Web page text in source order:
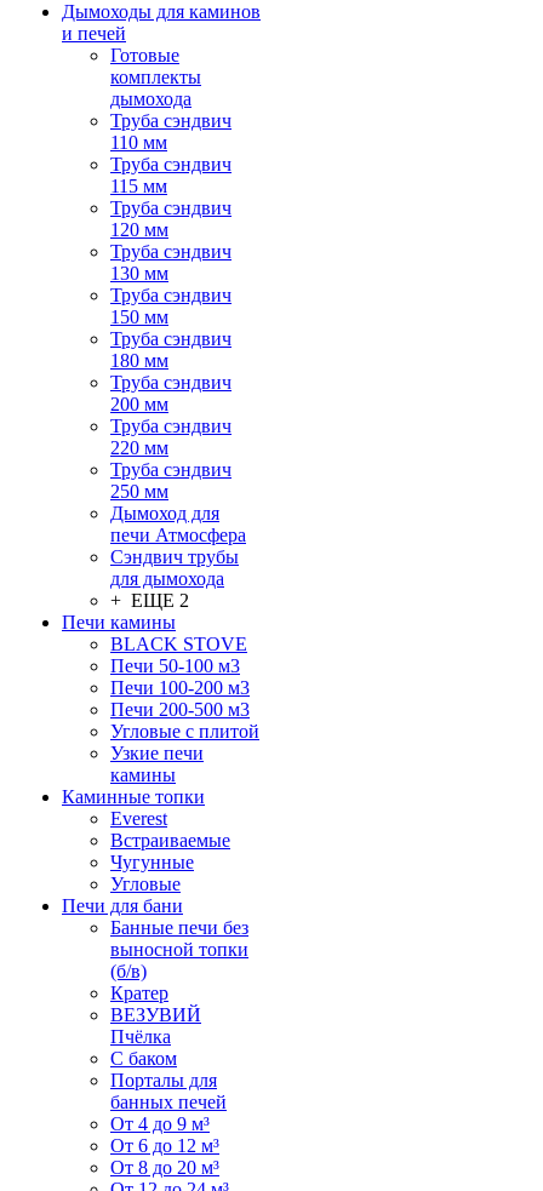
Дымоходы для каминов
и печей
Готовые
комплекты
дымохода
Труба сэндвич
110 мм
Труба сэндвич
115 мм
Труба сэндвич
120 мм
Труба сэндвич
130 мм
Труба сэндвич
150 мм
Труба сэндвич
180 мм
Труба сэндвич
200 мм
Труба сэндвич
220 мм
Труба сэндвич
250 мм
Дымоход для
печи Атмосфера
Сэндвич трубы
для дымохода
+ ЕЩЕ 2
Печи камины
BLACK STOVE
Печи 50-100 м3
Печи 100-200 м3
Печи 200-500 м3
Угловые с плитой
Узкие печи
камины
Каминные топки
Everest
Встраиваемые
Чугунные
Угловые
Печи для бани
Банные печи без
выносной топки
(б/в)
Кратер
ВЕЗУВИЙ
Пчёлка
С баком
Порталы для
банных печей
От 4 до 9 м³
От 6 до 12 м³
От 8 до 20 м³